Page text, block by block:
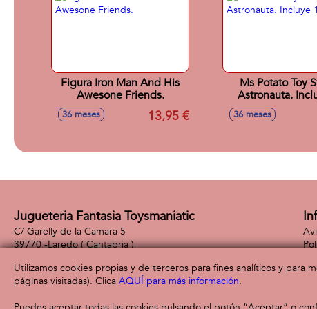
Figura Iron Man And His
Awesone Friends.
36 meses 13,95 €
Ms Potato Toy
Astronauta.
Piezas.
36 meses
Jugueteria Fantasia Toysmaniatic
C/ Garelly de la Camara 5
39770 -Laredo( Cantabria )
Utilizamos cookies propias y de terceros para fines analíticos y
páginas visitadas). Clica AQUÍ para más información.